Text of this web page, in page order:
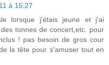
à 15:27
lorsque j'étais jeune et j'ai
tonnes de concert,etc. pour
! pas besoin de gros cour
la tête pour s'amuser tout en